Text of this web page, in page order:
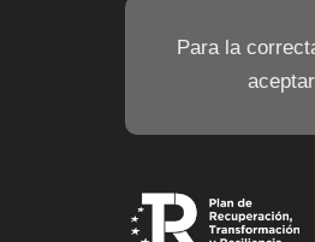
Para la